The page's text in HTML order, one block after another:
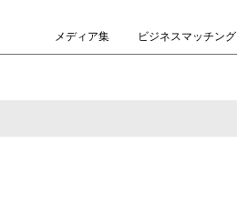
メディア集 ビジネスマッチング